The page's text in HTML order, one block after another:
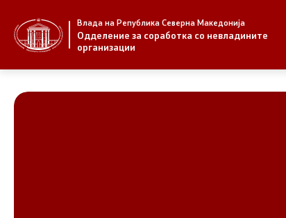
Влада на Република Северна Македонија
Одделение за соработка со невладините
организации
За нас